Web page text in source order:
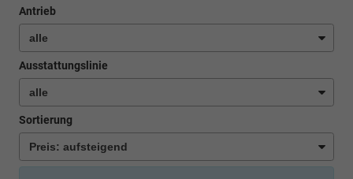
Antrieb
Ausstattungslinie
Sortierung